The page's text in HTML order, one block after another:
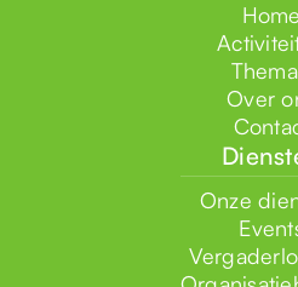
Home
Over
Onze